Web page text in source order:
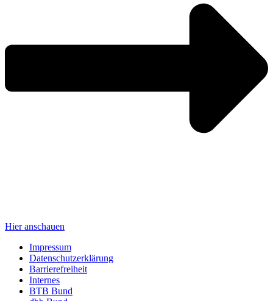
Hier anschauen
Impressum
Daten­schutz­er­klä­rung
Barrie­re­frei­heit
Internes
BTB Bund